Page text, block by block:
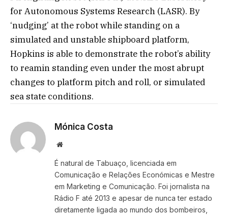
for Autonomous Systems Research (LASR). By
‘nudging’ at the robot while standing on a
simulated and unstable shipboard platform,
Hopkins is able to demonstrate the robot’s ability
to reamin standing even under the most abrupt
changes to platform pitch and roll, or simulated
sea state conditions.
Mónica Costa
Website
É natural de Tabuaço, licenciada em
Comunicação e Relações Económicas e Mestre
em Marketing e Comunicação. Foi jornalista na
Rádio F até 2013 e apesar de nunca ter estado
diretamente ligada ao mundo dos bombeiros,